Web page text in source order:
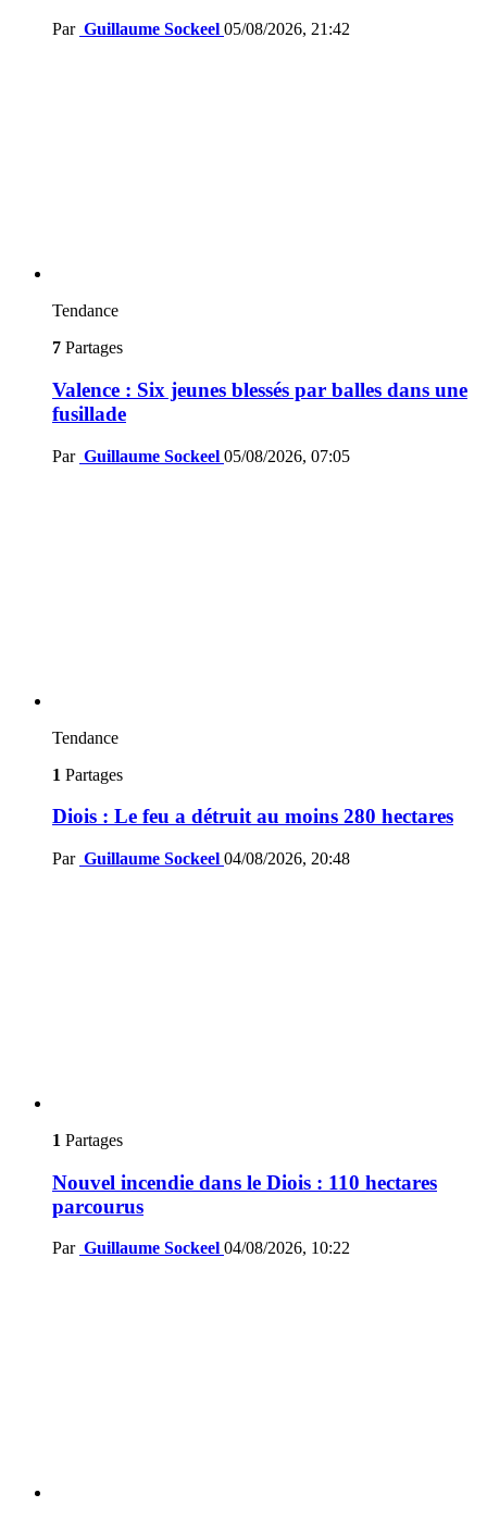
Par Guillaume Sockeel 05/08/2026, 21:42
Tendance
7 Partages
Valence : Six jeunes blessés par balles dans une
fusillade
Par Guillaume Sockeel 05/08/2026, 07:05
Tendance
1 Partages
Diois : Le feu a détruit au moins 280 hectares
Par Guillaume Sockeel 04/08/2026, 20:48
1 Partages
Nouvel incendie dans le Diois : 110 hectares
parcourus
Par Guillaume Sockeel 04/08/2026, 10:22